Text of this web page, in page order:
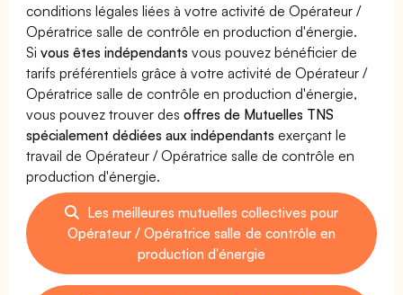
conditions légales liées à votre activité de Opérateur /
Opératrice salle de contrôle en production d'énergie.
Sivous êtes indépendants vous pouvez bénéficier de
tarifs préférentiels grâce à votre activité de Opérateur /
Opératrice salle de contrôle en production d'énergie,
vous pouvez trouver desoffres de Mutuelles TNS
spécialement dédiées aux indépendants exerçant le
travail de Opérateur / Opératrice salle de contrôle en
production d'énergie.
Les meilleures mutuelles collectives pour
Opérateur / Opératrice salle de contrôle en
production d'énergie